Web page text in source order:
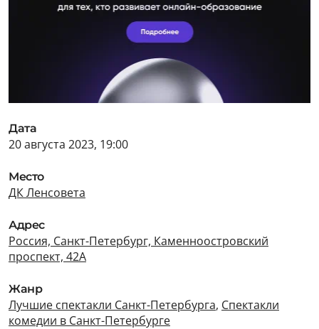
Дата
20 августа 2023, 19:00
Место
ДК Ленсовета
Адрес
Россия, Санкт-Петербург, Каменноостровский
проспект, 42А
Жанр
Лучшие спектакли Санкт-Петербурга, Спектакли
комедии в Санкт-Петербурге